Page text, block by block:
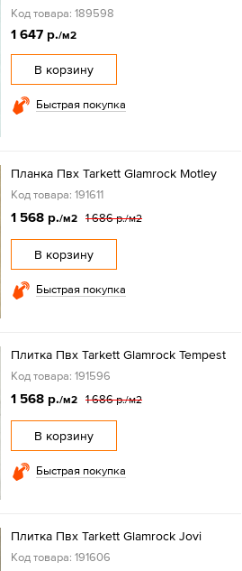
Код товара: 189598
1 647 р./м2
В корзину
Быстрая покупка
Планка Пвх Tarkett Glamrock Motley
Код товара: 191611
1 568 р./м2 1 686 р./м2
В корзину
Быстрая покупка
Плитка Пвх Tarkett Glamrock Tempest
Код товара: 191596
1 568 р./м2 1 686 р./м2
В корзину
Быстрая покупка
Плитка Пвх Tarkett Glamrock Jovi
Код товара: 191606